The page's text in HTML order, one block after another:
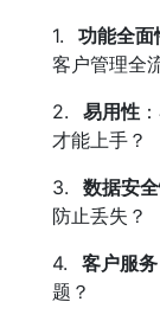
1. 功能全面
客户管理全
2. 易用性
才能上手？
3. 数据安
防止丢失？
4. 客户服务
题？